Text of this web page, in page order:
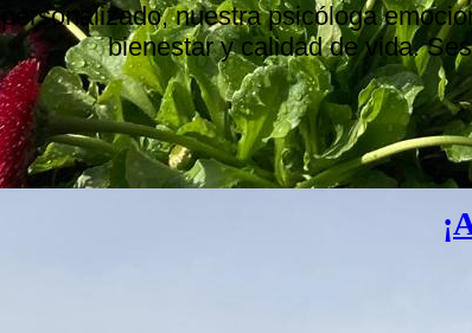
personalizado, nuestra psicóloga
bienestar y calidad de vida.